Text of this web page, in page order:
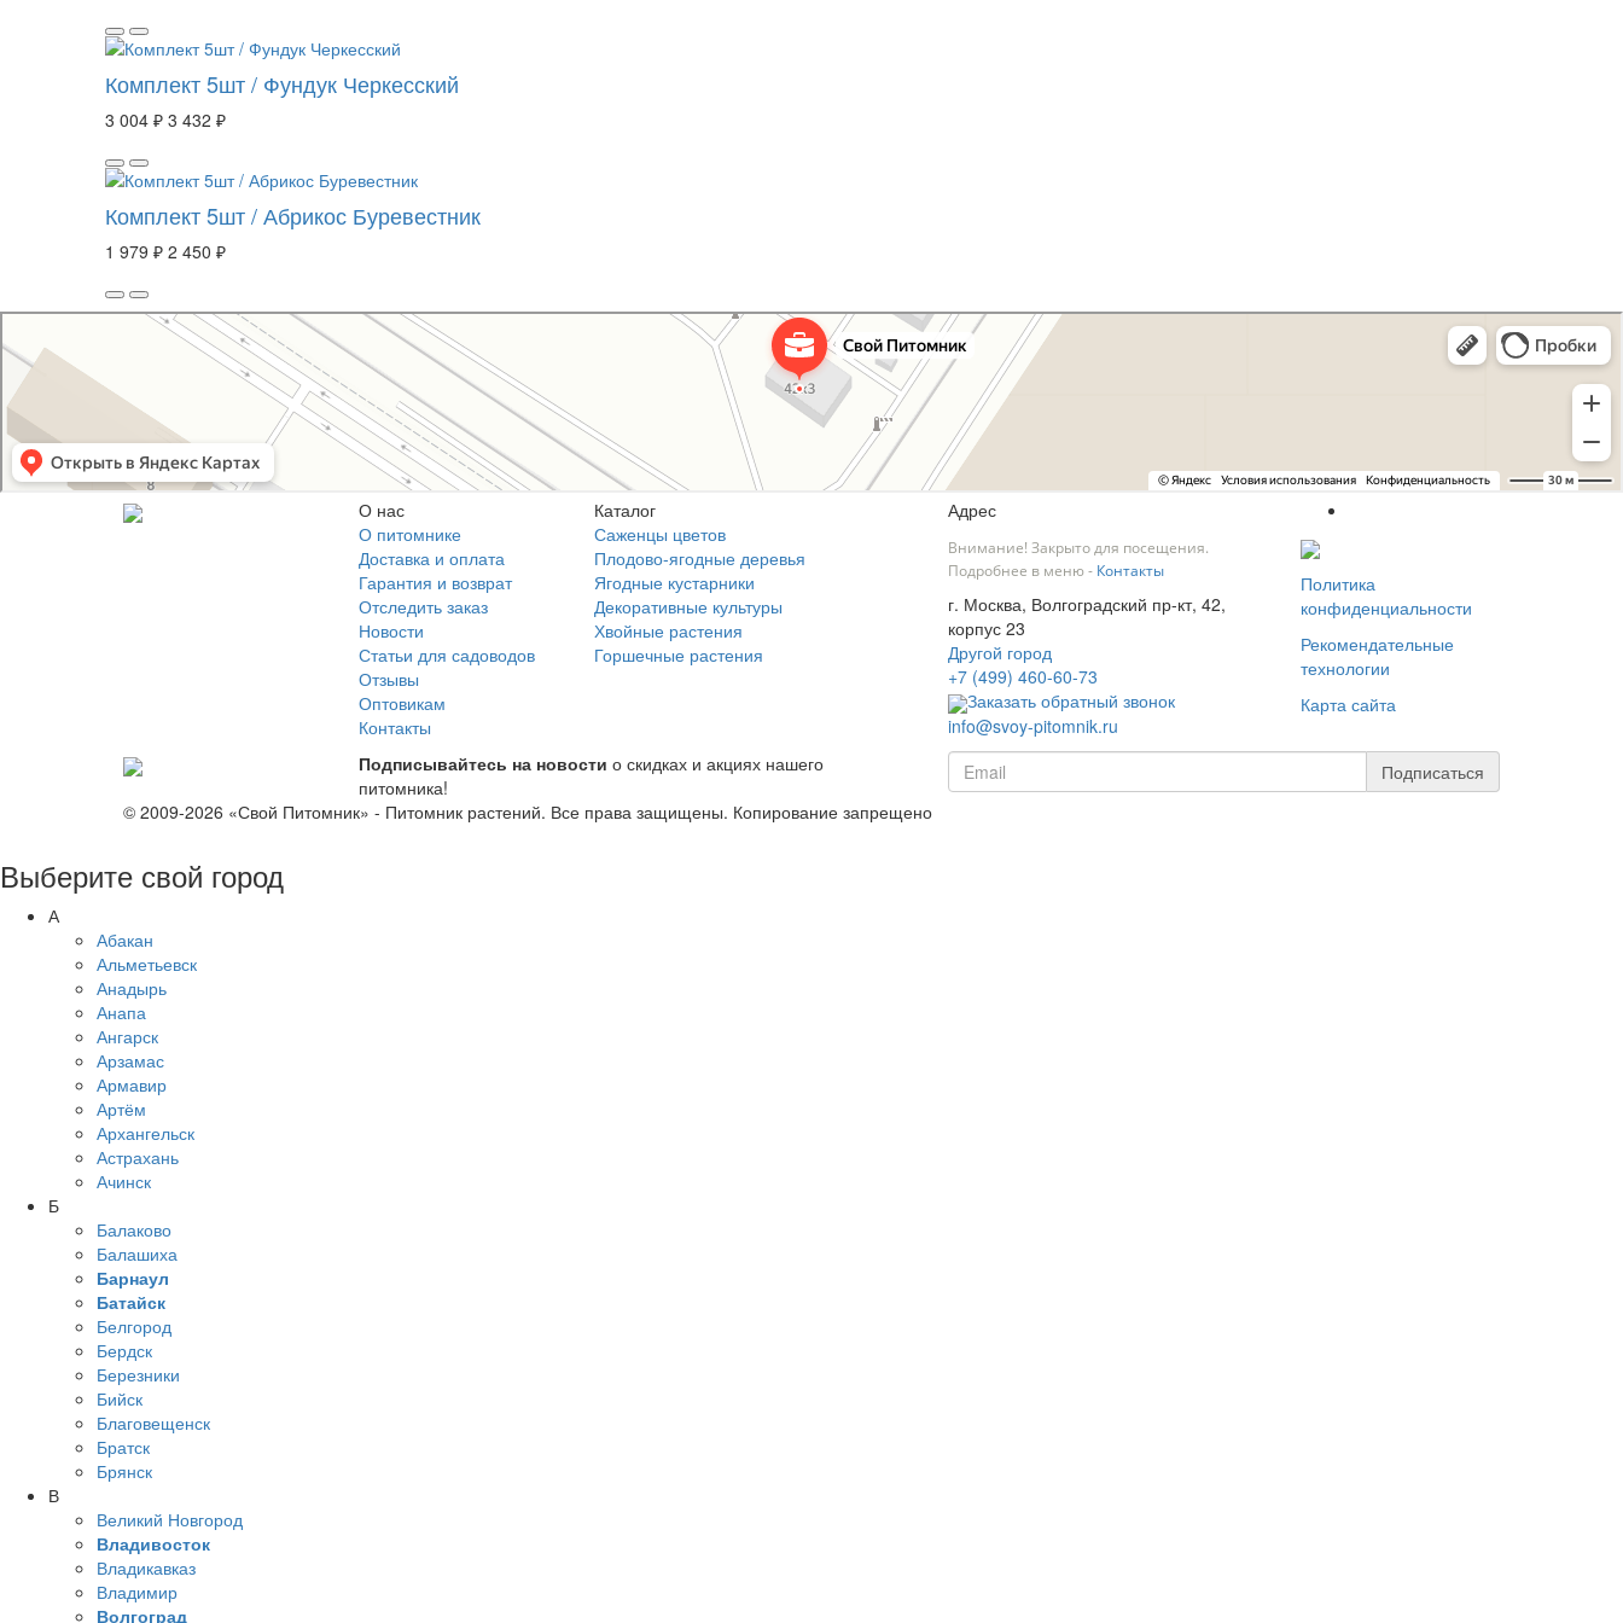
Комплект 5шт / Фундук Черкесский
3 004 ₽ 3 432 ₽
Комплект 5шт / Абрикос Буревестник
1 979 ₽ 2 450 ₽
Питомник растений в Москве
Садовый центр в Москве
О нас
О питомнике
Доставка и оплата
Гарантия и возврат
Отследить заказ
Новости
Статьи для садоводов
Отзывы
Оптовикам
Контакты
Каталог
Саженцы цветов
Плодово-ягодные деревья
Ягодные кустарники
Декоративные культуры
Хвойные растения
Горшечные растения
Адрес
Внимание! Закрыто для посещения.
Подробнее в меню - Контакты
г. Москва, Волгоградский пр-кт, 42,
корпус 23
Другой город
+7 (499) 460-60-73
Заказать обратный звонок
info@svoy-pitomnik.ru
Политика
конфиденциальности
Рекомендательные
технологии
Карта сайта
Подписывайтесь на новости о скидках и акциях нашего
питомника!
Подписаться
© 2009-2026 «Свой Питомник» - Питомник растений. Все права защищены. Копирование запрещено
Выберите свой город
А
Абакан
Альметьевск
Анадырь
Анапа
Ангарск
Арзамас
Армавир
Артём
Архангельск
Астрахань
Ачинск
Б
Балаково
Балашиха
Барнаул
Батайск
Белгород
Бердск
Березники
Бийск
Благовещенск
Братск
Брянск
В
Великий Новгород
Владивосток
Владикавказ
Владимир
Волгоград